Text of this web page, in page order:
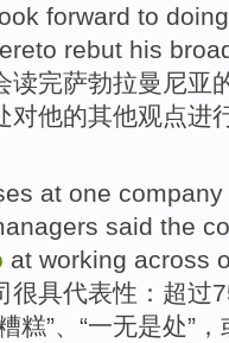
forward to
rebut his
读完萨勃拉曼尼亚
对他的其他观点进
at one company
said the
at working across
很具代表性 ： 超过
糕”、“一无是处”，